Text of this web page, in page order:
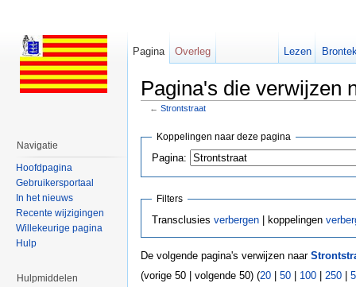
Pagina's die verwijzen
← Strontstraat
Koppelingen naar deze pagina
Pagina:
Filters
Transclusies verbergen| koppelingen
De volgende pagina's verwijzen naar
(vorige 50 | volgende 50) (20 50 100 250
Pagina Overleg Lezen
Navigatie
Hoofdpagina
Gebruikersportaal
In het nieuws
Recente wijzigingen
Willekeurige pagina
Hulp
Hulpmiddelen